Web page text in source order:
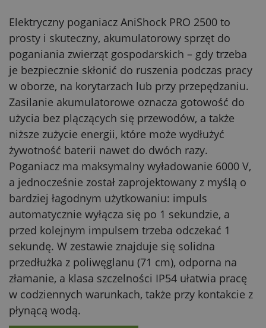
Elektryczny poganiacz AniShock PRO 2500 to
prosty i skuteczny, akumulatorowy sprzęt do
poganiania zwierząt gospodarskich – gdy trzeba
je bezpiecznie skłonić do ruszenia podczas pracy
w oborze, na korytarzach lub przy przepędzaniu.
Zasilanie akumulatorowe oznacza gotowość do
użycia bez plączących się przewodów, a także
niższe zużycie energii, które może wydłużyć
żywotność baterii nawet do dwóch razy.
Poganiacz ma maksymalny wyładowanie 6000 V,
a jednocześnie został zaprojektowany z myślą o
bardziej łagodnym użytkowaniu: impuls
automatycznie wyłącza się po 1 sekundzie, a
przed kolejnym impulsem trzeba odczekać 1
sekundę. W zestawie znajduje się solidna
przedłużka z poliwęglanu (71 cm), odporna na
złamanie, a klasa szczelności IP54 ułatwia pracę
w codziennych warunkach, także przy kontakcie z
płynącą wodą.